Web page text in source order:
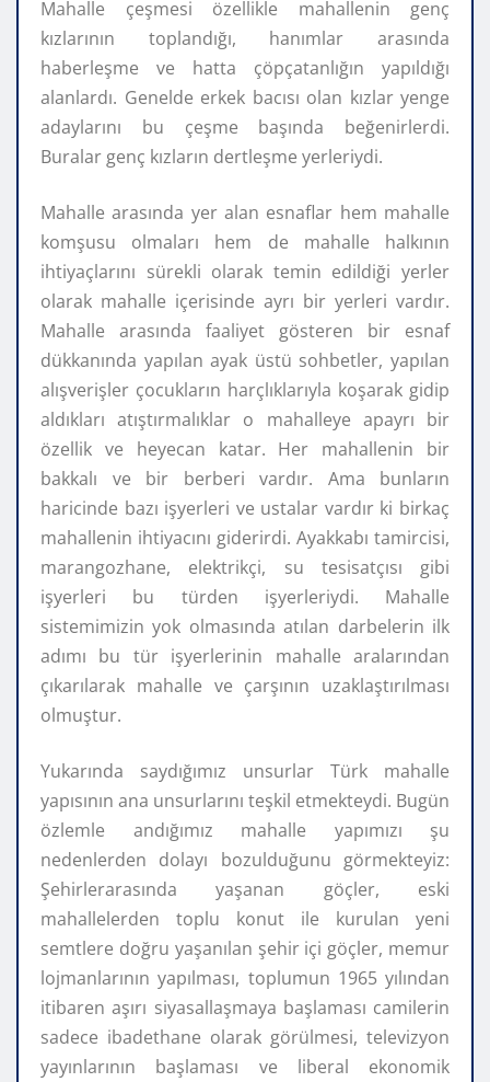
Mahalle çeşmesi özellikle mahallenin genç
kızlarının toplandığı, hanımlar arasında
haberleşme ve hatta çöpçatanlığın yapıldığı
alanlardı. Genelde erkek bacısı olan kızlar yenge
adaylarını bu çeşme başında beğenirlerdi.
Buralar genç kızların dertleşme yerleriydi.
Mahalle arasında yer alan esnaflar hem mahalle
komşusu olmaları hem de mahalle halkının
ihtiyaçlarını sürekli olarak temin edildiği yerler
olarak mahalle içerisinde ayrı bir yerleri vardır.
Mahalle arasında faaliyet gösteren bir esnaf
dükkanında yapılan ayak üstü sohbetler, yapılan
alışverişler çocukların harçlıklarıyla koşarak gidip
aldıkları atıştırmalıklar o mahalleye apayrı bir
özellik ve heyecan katar. Her mahallenin bir
bakkalı ve bir berberi vardır. Ama bunların
haricinde bazı işyerleri ve ustalar vardır ki birkaç
mahallenin ihtiyacını giderirdi. Ayakkabı tamircisi,
marangozhane, elektrikçi, su tesisatçısı gibi
işyerleri bu türden işyerleriydi. Mahalle
sistemimizin yok olmasında atılan darbelerin ilk
adımı bu tür işyerlerinin mahalle aralarından
çıkarılarak mahalle ve çarşının uzaklaştırılması
olmuştur.
Yukarında saydığımız unsurlar Türk mahalle
yapısının ana unsurlarını teşkil etmekteydi. Bugün
özlemle andığımız mahalle yapımızı şu
nedenlerden dolayı bozulduğunu görmekteyiz:
Şehirlerarasında yaşanan göçler, eski
mahallelerden toplu konut ile kurulan yeni
semtlere doğru yaşanılan şehir içi göçler, memur
lojmanlarının yapılması, toplumun 1965 yılından
itibaren aşırı siyasallaşmaya başlaması camilerin
sadece ibadethane olarak görülmesi, televizyon
yayınlarının başlaması ve liberal ekonomik